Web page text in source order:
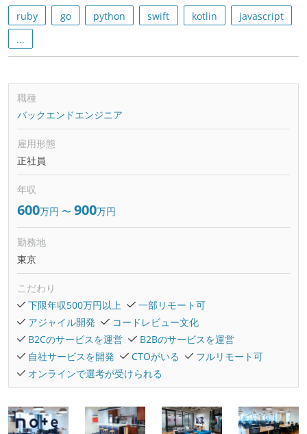
ruby go python swift kotlin
javascript
...
職種
バックエンドエンジニア
雇用形態
正社員
年収
600万円 〜 900万円
勤務地
東京
こだわり
下限年収500万円以上
一部リモート可
アジャイル開発
コードレビュー文化
B2Cのサービスを運営
B2Bのサービスを運営
自社サービスを開発
CTOがいる
フルリモート可
オンラインで選考が受けられる